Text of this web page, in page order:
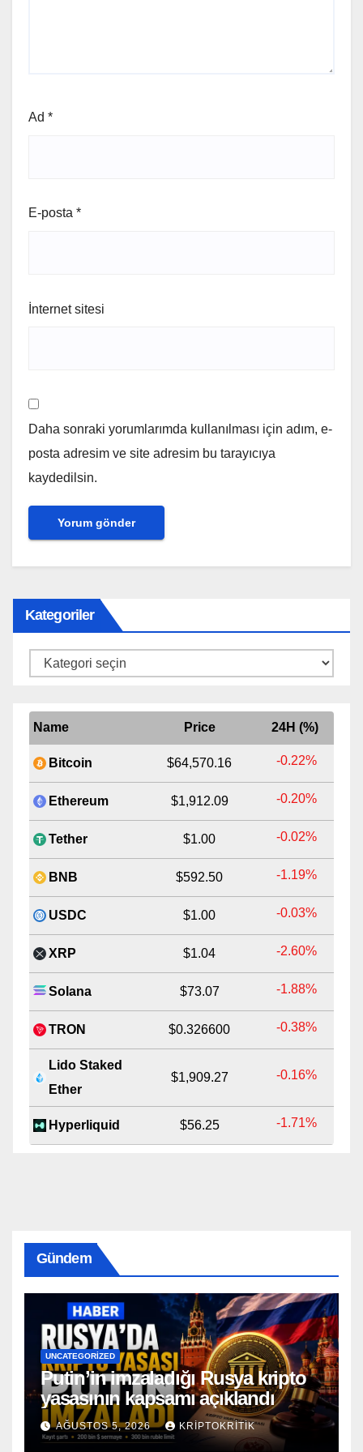
Ad *
E-posta *
İnternet sitesi
Daha sonraki yorumlarımda kullanılması için adım, e-
posta adresim ve site adresim bu tarayıcıya
kaydedilsin.
Kategoriler
Kategoriler
Name Price 24H (%)
Bitcoin $64,570.16 -0.22%
Ethereum $1,912.09 -0.20%
Tether $1.00 -0.02%
BNB $592.50 -1.19%
USDC $1.00 -0.03%
XRP $1.04 -2.60%
Solana $73.07 -1.88%
TRON $0.326600 -0.38%
Lido Staked
Ether
$1,909.27 -0.16%
Hyperliquid $56.25 -1.71%
Gündem
UNCATEGORIZED
Putin’in imzaladığı Rusya kripto
yasasının kapsamı açıklandı
AĞUSTOS 5, 2026 KRIPTOKRITIK